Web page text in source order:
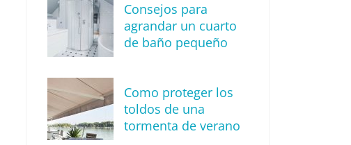
Consejos para
agrandar un cuarto
de baño pequeño
Como proteger los
toldos de una
tormenta de verano